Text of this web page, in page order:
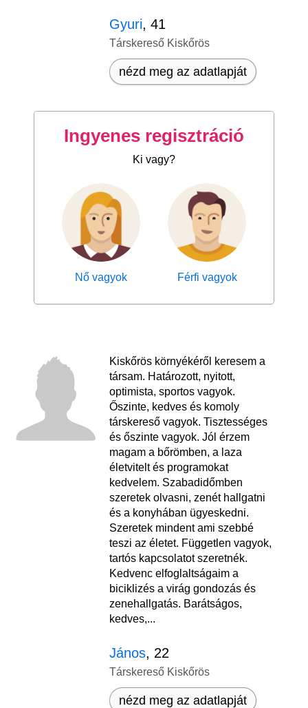
Gyuri, 41
Társkereső Kiskőrös
nézd meg az adatlapját
Ingyenes regisztráció
Ki vagy?
Nő vagyok Férfi vagyok
Kiskőrös környékéről keresem a
társam. Határozott, nyitott,
optimista, sportos vagyok.
Őszinte, kedves és komoly
társkereső vagyok. Tisztességes
és őszinte vagyok. Jól érzem
magam a bőrömben, a laza
életvitelt és programokat
kedvelem. Szabadidőmben
szeretek olvasni, zenét hallgatni
és a konyhában ügyeskedni.
Szeretek mindent ami szebbé
teszi az életet. Független vagyok,
tartós kapcsolatot szeretnék.
Kedvenc elfoglaltságaim a
biciklizés a virág gondozás és
zenehallgatás. Barátságos,
kedves,...
János, 22
Társkereső Kiskőrös
nézd meg az adatlapját